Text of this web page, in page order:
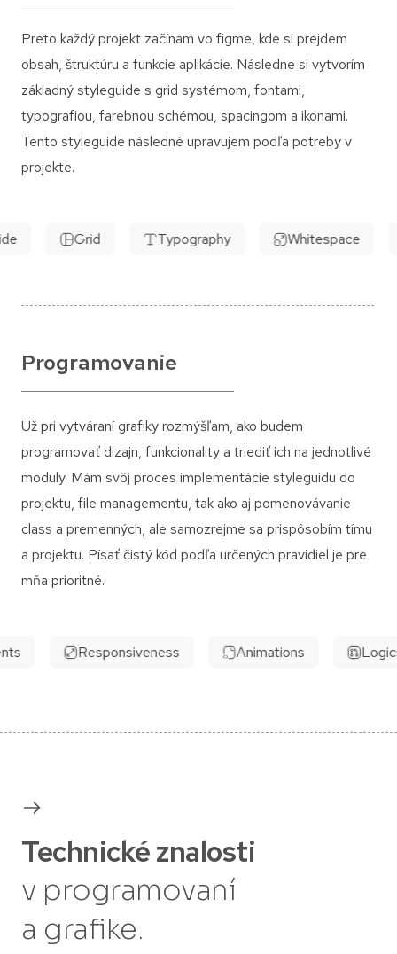
Preto každý projekt začínam vo figme, kde si prejdem
obsah, štruktúru a funkcie aplikácie. Následne si vytvorím
základný styleguide s grid systémom, fontami,
typografiou, farebnou schémou, spacingom a ikonami.
Tento styleguide následné upravujem podľa potreby v
projekte.
Grid Typography Whitespace
Programovanie
Už pri vytváraní grafiky rozmýšľam, ako budem
programovať dizajn, funkcionality a triediť ich na jednotlivé
moduly. Mám svôj proces implementácie styleguidu do
projektu, file managementu, tak ako aj pomenovávanie
class a premenných, ale samozrejme sa prispôsobím tímu
a projektu. Písať čistý kód podľa určených pravidiel je pre
mňa prioritné.
Responsiveness Animations Logics
Technické znalosti
v programovaní
a grafike.